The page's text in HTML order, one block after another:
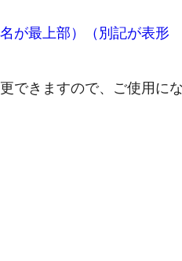
が最上部）（別記が表形
できますので、ご使用にな